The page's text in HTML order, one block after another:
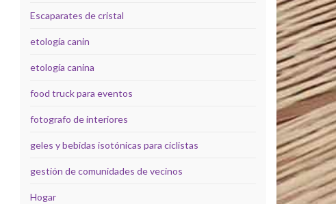
Escaparates de cristal
etología canin
etología canina
food truck para eventos
fotografo de interiores
geles y bebidas isotónicas para ciclistas
gestión de comunidades de vecinos
Hogar